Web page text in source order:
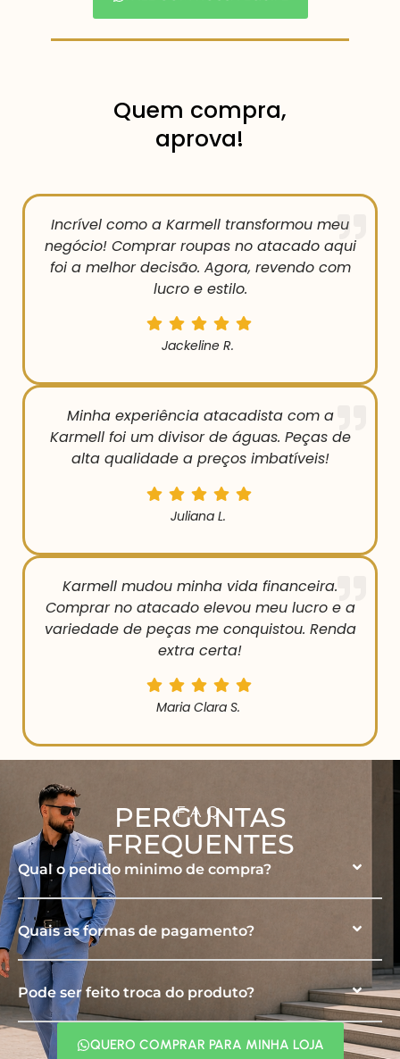
Quem compra,
aprova!
Incrível como a Karmell transformou meu
negócio! Comprar roupas no atacado aqui
foi a melhor decisão. Agora, revendo com
lucro e estilo.
Jackeline R.
Minha experiência atacadista com a
Karmell foi um divisor de águas. Peças de
alta qualidade a preços imbatíveis!
Juliana L.
Karmell mudou minha vida financeira.
Comprar no atacado elevou meu lucro e a
variedade de peças me conquistou. Renda
extra certa!
Maria Clara S.
FAQ
PERGUNTAS
FREQUENTES
Qual o pedido minimo de compra?
Quais as formas de pagamento?
Pode ser feito troca do produto?
QUERO COMPRAR PARA MINHA LOJA